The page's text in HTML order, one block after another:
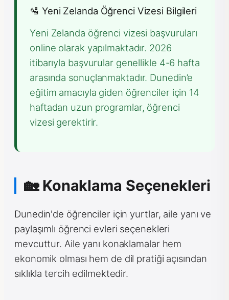
🛂 Yeni Zelanda Öğrenci Vizesi Bilgileri
Yeni Zelanda öğrenci vizesi başvuruları
online olarak yapılmaktadır. 2026
itibarıyla başvurular genellikle 4-6 hafta
arasında sonuçlanmaktadır. Dunedin’e
eğitim amacıyla giden öğrenciler için 14
haftadan uzun programlar, öğrenci
vizesi gerektirir.
🏡 Konaklama Seçenekleri
Dunedin'de öğrenciler için yurtlar, aile yanı ve
paylaşımlı öğrenci evleri seçenekleri
mevcuttur. Aile yanı konaklamalar hem
ekonomik olması hem de dil pratiği açısından
sıklıkla tercih edilmektedir.